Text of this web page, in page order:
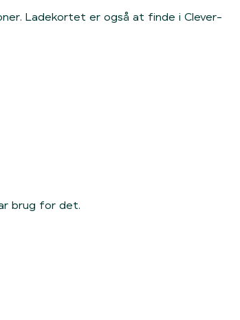
Ladekortet er også at finde i Clever-
brug for det.